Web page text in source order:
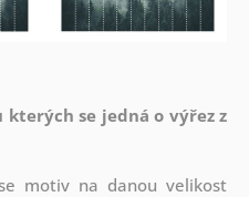
se jedná o výřez z
motiv na danou velikost